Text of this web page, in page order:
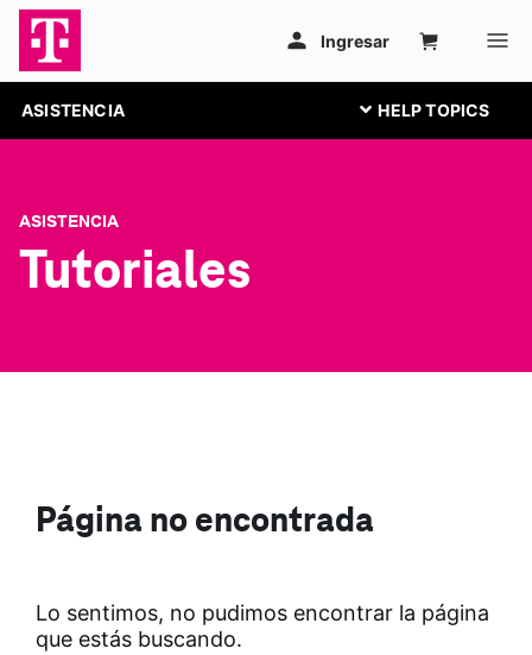
ASISTENCIA
ASISTENCIA
Tutoriales